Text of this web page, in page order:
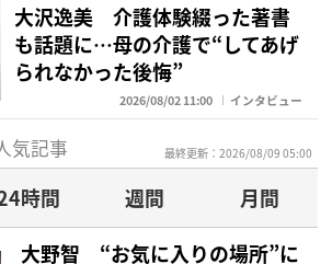
大沢逸美 介護体験綴った著書
も話題に…母の介護で“してあげ
られなかった後悔”
2026/08/02 11:00 インタビュー
気記事 最終更新：2026/08/09 05:00
時間 週間
月間
大野智 “お気に入りの場所”に